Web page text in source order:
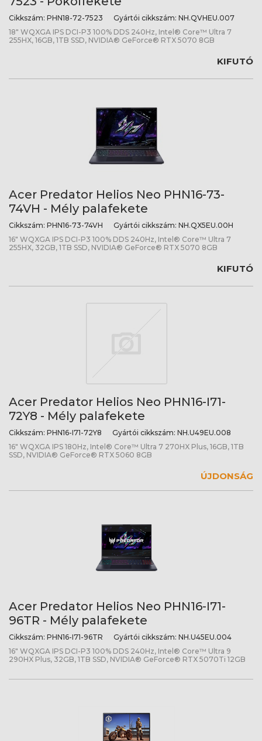
Cikkszám: PHN18-72-7523 Gyártói cikkszám: NH.QVHEU.007
18" WQXGA IPS DCI-P3 100% DDS 240Hz, Intel® Core™ Ultra 7
255HX, 16GB, 1TB SSD, NVIDIA® GeForce® RTX 5070 8GB
KIFUTÓ
Acer Predator Helios Neo PHN16-73-
74VH - Mély palafekete
Cikkszám: PHN16-73-74VH Gyártói cikkszám: NH.QX5EU.00H
16" WQXGA IPS DCI-P3 100% DDS 240Hz, Intel® Core™ Ultra 7
255HX, 32GB, 1TB SSD, NVIDIA® GeForce® RTX 5070 8GB
KIFUTÓ
Acer Predator Helios Neo PHN16-I71-
72Y8 - Mély palafekete
Cikkszám: PHN16-I71-72Y8 Gyártói cikkszám: NH.U49EU.008
16" WQXGA IPS 180Hz, Intel® Core™ Ultra 7 270HX Plus, 16GB, 1TB
SSD, NVIDIA® GeForce® RTX 5060 8GB
ÚJDONSÁG
Acer Predator Helios Neo PHN16-I71-
96TR - Mély palafekete
Cikkszám: PHN16-I71-96TR Gyártói cikkszám: NH.U45EU.004
16" WQXGA IPS DCI-P3 100% DDS 240Hz, Intel® Core™ Ultra 9
290HX Plus, 32GB, 1TB SSD, NVIDIA® GeForce® RTX 5070Ti 12GB